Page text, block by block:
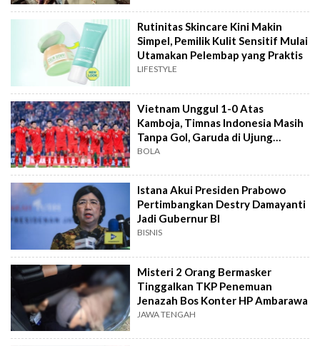
Rutinitas Skincare Kini Makin
Simpel, Pemilik Kulit Sensitif Mulai
Utamakan Pelembap yang Praktis
LIFESTYLE
Vietnam Unggul 1-0 Atas
Kamboja, Timnas Indonesia Masih
Tanpa Gol, Garuda di Ujung
Tanduk
BOLA
Istana Akui Presiden Prabowo
Pertimbangkan Destry Damayanti
Jadi Gubernur BI
BISNIS
Misteri 2 Orang Bermasker
Tinggalkan TKP Penemuan
Jenazah Bos Konter HP Ambarawa
JAWA TENGAH